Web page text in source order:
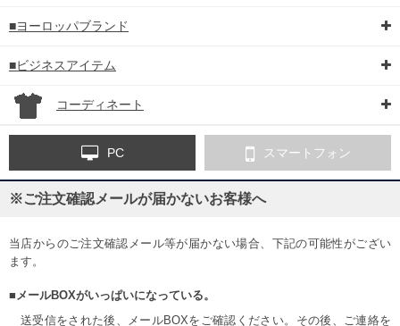
■ヨーロッパブランド
■ビジネスアイテム
コーディネート
PC スマートフォン
※ご注文確認メールが届かないお客様へ
当店からのご注文確認メール等が届かない場合、下記の可能性がござい
ます。
■メールBOXがいっぱいになっている。
送受信をされた後、メールBOXをご確認ください。その後、ご連絡を